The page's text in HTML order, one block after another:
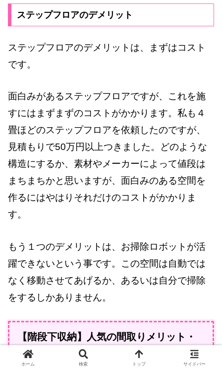
ステップフロアのデメリット
ステップフロアのデメリットは、まずはコスト
です。
面白みがあるステップフロアですが、これを施
すにはまずまずのコストがかかります。私も４
畳ほどのステップフロアを依頼したのですが、
見積もりで50万円以上つきました。どのような
構造にするか、素材やメーカーによって値段は
まちまちかと思いますが、面白みのある空間を
作るにはやはりそれだけのコストがかかりま
す。
もう１つのデメリットは、お掃除ロボットが活
躍できないという事です。この空間は自動では
なく移動させてあげるか、あるいは自分で掃除
をするしかありません。
【階段下収納】人気の間取りメリット・
デメリット
ホーム 検索 トップ サイドバー